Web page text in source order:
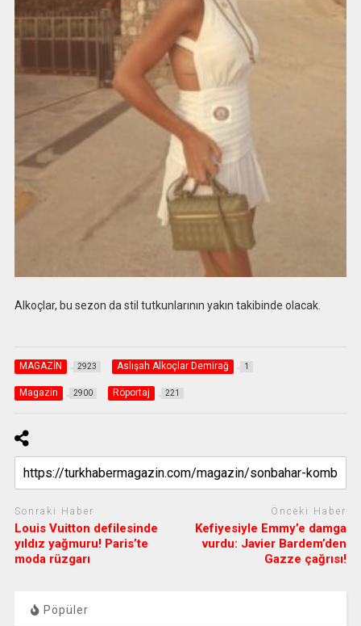
Alkoçlar, bu sezon da stil tutkunlarının yakın takibinde olacak.
MAGAZİN 2923 Aslışah Alkoçlar Demirağ 1
Magazin 2900 Röportaj 221
Sonraki Haber
Louis Vuitton defilesinde
yıldız yağmuru! Paris’te
moda rüzgarı
Önceki Haber
Kefiyesiyle Emmy’e damga
vurdu: Javier Bardem’den
Gazze çağrısı!
Pöpüler